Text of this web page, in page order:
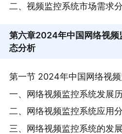
二、视频监控系统市场需求
第六章2024年中国网络视频
态分析
第一节 2024年中国网络视
一、网络视频监控系统发展
二、网络视频监控系统应用
三、网络视频监控系统的发